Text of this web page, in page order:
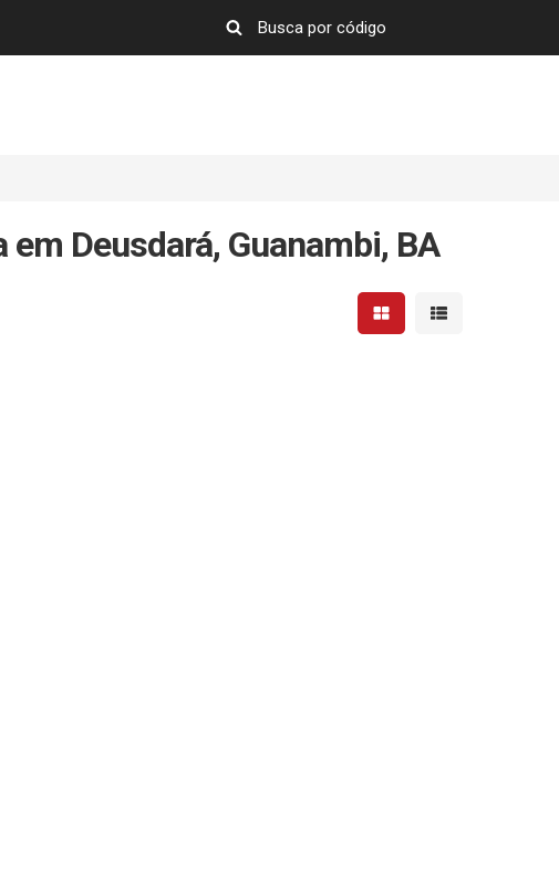
Deusdará, Guanambi, BA
Mostrar resultados em
Mostrar